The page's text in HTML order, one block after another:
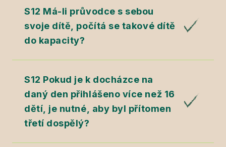
S12 Má-li průvodce s sebou
svoje dítě, počítá se takové dítě
do kapacity?
S12 Pokud je k docházce na
daný den přihlášeno více než 16
dětí, je nutné, aby byl přítomen
třetí dospělý?